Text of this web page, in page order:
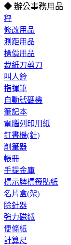
◆ 辦公事務用品
秤
修改用品
測距用品
標價用品
裁紙刀剪刀
叫人鈴
指揮筆
自動號碼機
筆記本
電腦列印用紙
釘書機(針)
削筆器
帳冊
手提金庫
標示牌標籤貼紙
名片盒(架)
除針器
強力磁鐵
便條紙
計算尺